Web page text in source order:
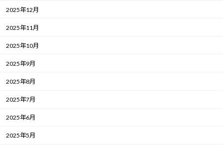
2025年12月
2025年11月
2025年10月
2025年9月
2025年8月
2025年7月
2025年6月
2025年5月